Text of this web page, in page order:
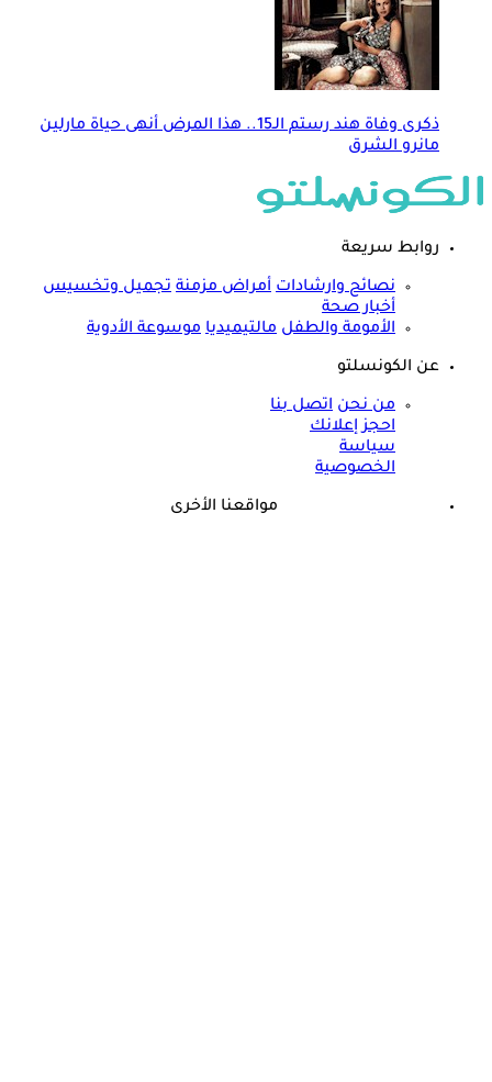
ذكرى وفاة هند رستم الـ15.. هذا المرض أنهى حياة مارلين
مانرو الشرق
روابط سريعة
نصائح وارشادات أمراض مزمنة تجميل وتخسيس
أخبار صحة
الأمومة والطفل مالتيميديا موسوعة الأدوية
عن الكونسلتو
من نحن اتصل بنا
احجز إعلانك
سياسة
الخصوصية
مواقعنا الأخرى